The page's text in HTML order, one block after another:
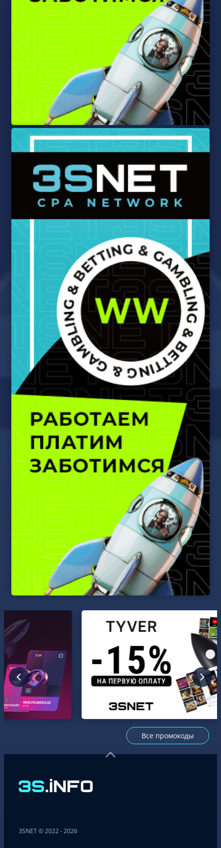
Все промокоды
3SNET © 2022 - 2026